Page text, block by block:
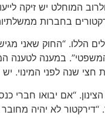
המוחלט יש זיקה
בחברות
הללו. “החוק שאני
במענה לטענה
שנה לפני המינוי.
הצינון. “אם יבואו
“דירקטור לא יהיה